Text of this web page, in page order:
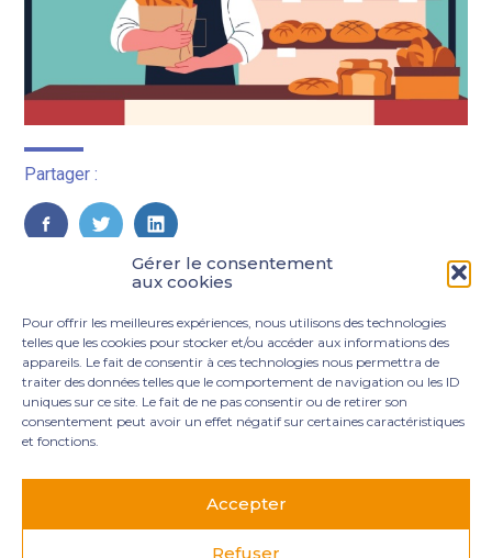
Gérer le consentement
aux cookies
Pour offrir les meilleures expériences, nous utilisons des technologies
telles que les cookies pour stocker et/ou accéder aux informations des
appareils. Le fait de consentir à ces technologies nous permettra de
traiter des données telles que le comportement de navigation ou les ID
uniques sur ce site. Le fait de ne pas consentir ou de retirer son
consentement peut avoir un effet négatif sur certaines caractéristiques
et fonctions.
Accepter
Refuser
Partager :
FaceBook
TwitterLinkedIn
Principale
3 rue Marie Dupil – La Plaine Petit Manoir – 97232 Le